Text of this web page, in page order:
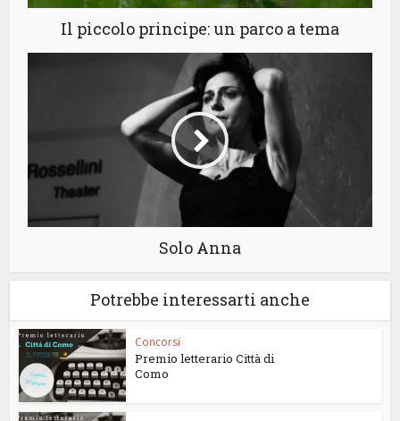
Il piccolo principe: un parco a tema
Solo Anna
Potrebbe interessarti anche
Concorsi
Premio letterario Città di
Como